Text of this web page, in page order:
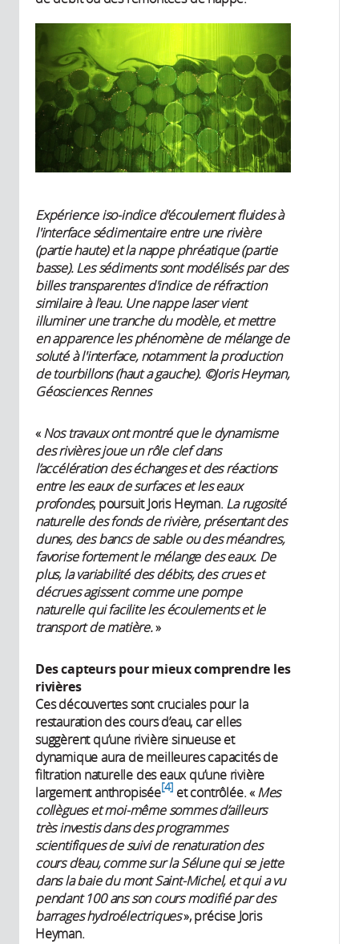
Expérience iso-indice d'écoulement fluides à
l'interface sédimentaire entre une rivière
(partie haute) et la nappe phréatique (partie
basse). Les sédiments sont modélisés par des
billes transparentes d'indice de réfraction
similaire à l'eau. Une nappe laser vient
illuminer une tranche du modèle, et mettre
en apparence les phénomène de mélange de
soluté à l'interface, notamment la production
de tourbillons (haut a gauche). ©Joris Heyman,
Géosciences Rennes
«Nos travaux ont montré que le dynamisme
des rivières joue un rôle clef dans
l’accélération des échanges et des réactions
entre les eaux de surfaces et les eaux
profondes, poursuit Joris Heyman. La rugosité
naturelle des fonds de rivière, présentant des
dunes, des bancs de sable ou des méandres,
favorise fortement le mélange des eaux. De
plus, la variabilité des débits, des crues et
décrues agissent comme une pompe
naturelle qui facilite les écoulements et le
transport de matière.»
Des capteurs pour mieux comprendre les
rivières
Ces découvertes sont cruciales pour la
restauration des cours d’eau, car elles
suggèrent qu’une rivière sinueuse et
dynamique aura de meilleures capacités de
filtration naturelle des eaux qu’une rivière
largement anthropisée 4 et contrôlée. «Mes
collègues et moi-même sommes d’ailleurs
très investis dans des programmes
scientifiques de suivi de renaturation des
cours d’eau, comme sur la Sélune qui se jette
dans la baie du mont Saint-Michel, et qui a vu
pendant 100 ans son cours modifié par des
barrages hydroélectriques», précise Joris
Heyman.